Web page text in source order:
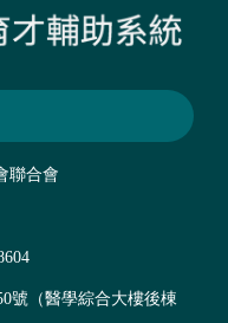
聯合會
號（醫學綜合大樓後棟